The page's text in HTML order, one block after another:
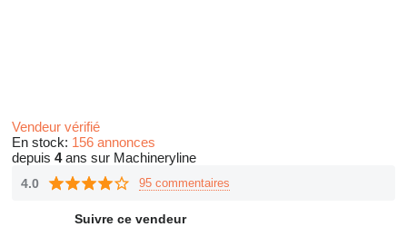
Vendeur vérifié
En stock: 156 annonces
depuis 4ans sur Machineryline
4.0 95 commentaires
Suivre ce vendeur